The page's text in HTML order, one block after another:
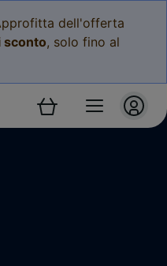
dell'offerta
sconto, solo fino al